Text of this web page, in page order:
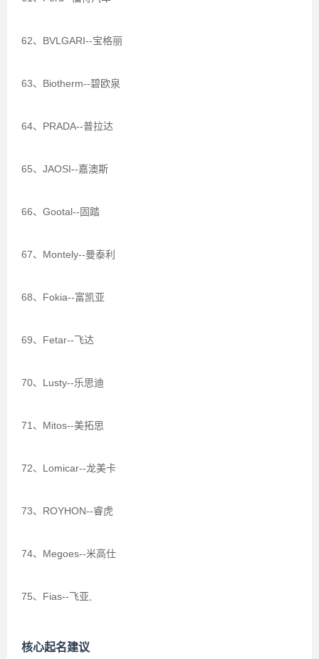
62、BVLGARI--宝格丽
63、Biotherm--碧欧泉
64、PRADA--普拉达
65、JAOSI--嘉澳斯
66、Gootal--固踏
67、Montely--曼泰利
68、Fokia--富凯亚
69、Fetar--飞达
70、Lusty--乐思迪
71、Mitos--美拓思
72、Lomicar--龙美卡
73、ROYHON--睿虎
74、Megoes--米高仕
75、Fias--飞亚,
核心起名建议